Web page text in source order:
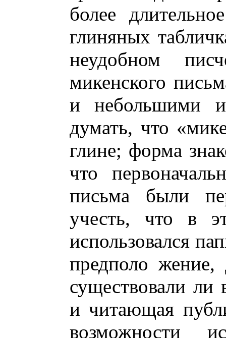
более
глиняных
неудобном
микенского
и небольшими
думать, что
глине; форма
что
письма были
учесть, что в
использовался
предполо жение,
существовали
и читающая
возможности